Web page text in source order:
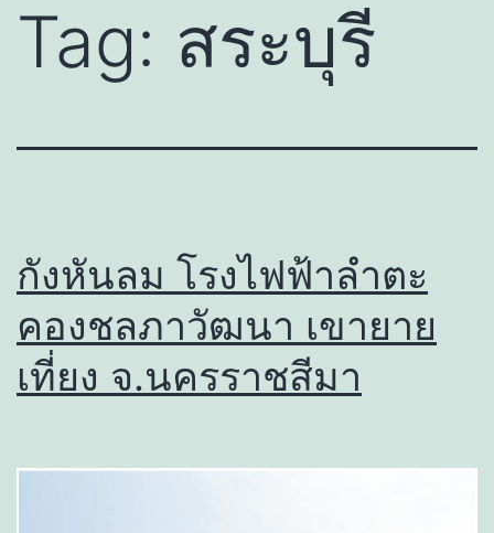
Tag: สระบุรี
กังหันลม โรงไฟฟ้าลำตะ
คองชลภาวัฒนา เขายาย
เที่ยง จ.นครราชสีมา